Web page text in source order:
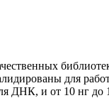
для
ДНК, и от 10 нг